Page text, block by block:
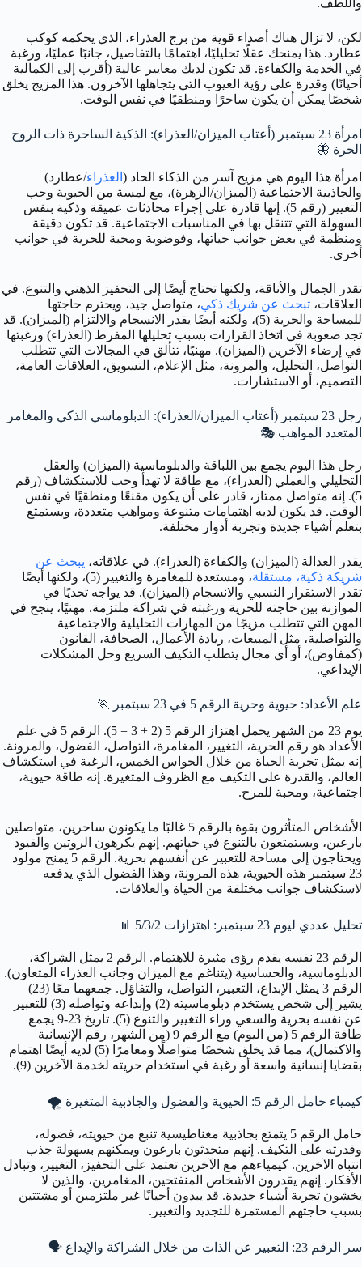
واللطف.
لكن، لا تزال هناك أصداء قوية من برج العذراء، الذي يحكمه كوكب
عطارد. هذا يمنحك عقلًا تحليليًا، اهتمامًا بالتفاصيل، جانبًا عمليًا، ورغبة
في الخدمة والكفاءة. قد تكون لديك معايير عالية (أقرب إلى الكمالية
أحيانًا) وقدرة على رؤية العيوب التي يتجاهلها الآخرون. هذا المزيج يخلق
شخصًا يمكن أن يكون ساحرًا ومنطقيًا في نفس الوقت.
امرأة 23 سبتمبر (أعتاب الميزان/العذراء): الذكية الساحرة ذات الروح
الحرة 🦋
امرأة هذا اليوم هي مزيج آسر من الذكاء الحاد ( العذراء/عطارد)
والجاذبية الاجتماعية (الميزان/الزهرة)، مع لمسة من الحيوية وحب
التغيير (رقم 5). إنها قادرة على إجراء محادثات عميقة وذكية بنفس
السهولة التي تتنقل بها في المناسبات الاجتماعية. قد تكون دقيقة
ومنظمة في بعض جوانب حياتها، وفوضوية ومحبة للحرية في جوانب
أخرى.
تقدر الجمال والأناقة، ولكنها تحتاج أيضًا إلى التحفيز الذهني والتنوع. في
العلاقات، تبحث عن شريك ذكي، متواصل جيد، ويحترم حاجتها
للمساحة والحرية (5)، ولكنه أيضًا يقدر الانسجام والالتزام (الميزان). قد
تجد صعوبة في اتخاذ القرارات بسبب تحليلها المفرط (العذراء) ورغبتها
في إرضاء الآخرين (الميزان). مهنيًا، تتألق في المجالات التي تتطلب
التواصل، التحليل، والمرونة، مثل الإعلام، التسويق، العلاقات العامة،
التصميم، أو الاستشارات.
رجل 23 سبتمبر (أعتاب الميزان/العذراء): الدبلوماسي الذكي والمغامر
المتعدد المواهب 🎭
رجل هذا اليوم يجمع بين اللباقة والدبلوماسية (الميزان) والعقل
التحليلي والعملي (العذراء)، مع طاقة لا تهدأ وحب للاستكشاف (رقم
5). إنه متواصل ممتاز، قادر على أن يكون مقنعًا ومنطقيًا في نفس
الوقت. قد يكون لديه اهتمامات متنوعة ومواهب متعددة، ويستمتع
بتعلم أشياء جديدة وتجربة أدوار مختلفة.
يقدر العدالة (الميزان) والكفاءة (العذراء). في علاقاته، يبحث عن
شريكة ذكية، مستقلة
، ومستعدة للمغامرة والتغيير (5)، ولكنها أيضًا
تقدر الاستقرار النسبي والانسجام (الميزان). قد يواجه تحديًا في
الموازنة بين حاجته للحرية ورغبته في شراكة ملتزمة. مهنيًا، ينجح في
المهن التي تتطلب مزيجًا من المهارات التحليلية والاجتماعية
والتواصلية، مثل المبيعات، ريادة الأعمال، الصحافة، القانون
(كمفاوض)، أو أي مجال يتطلب التكيف السريع وحل المشكلات
الإبداعي.
علم الأعداد: حيوية وحرية الرقم 5 في 23 سبتمبر 🏃
يوم 23 من الشهر يحمل اهتزاز الرقم 5 (2 + 3 = 5). الرقم 5 في علم
الأعداد هو رقم الحرية، التغيير، المغامرة، التواصل، الفضول، والمرونة.
إنه يمثل تجربة الحياة من خلال الحواس الخمس، الرغبة في استكشاف
العالم، والقدرة على التكيف مع الظروف المتغيرة. إنه طاقة حيوية،
اجتماعية، ومحبة للمرح.
الأشخاص المتأثرون بقوة بالرقم 5 غالبًا ما يكونون ساحرين، متواصلين
بارعين، ويستمتعون بالتنوع في حياتهم. إنهم يكرهون الروتين والقيود
ويحتاجون إلى مساحة للتعبير عن أنفسهم بحرية. الرقم 5 يمنح مولود
23 سبتمبر هذه الحيوية، هذه المرونة، وهذا الفضول الذي يدفعه
لاستكشاف جوانب مختلفة من الحياة والعلاقات.
تحليل عددي ليوم 23 سبتمبر: اهتزازات 5/3/2 📊
الرقم 23 نفسه يقدم رؤى مثيرة للاهتمام. الرقم 2 يمثل الشراكة،
الدبلوماسية، والحساسية (يتناغم مع الميزان وجانب العذراء المتعاون).
الرقم 3 يمثل الإبداع، التعبير، التواصل، والتفاؤل. جمعهما معًا (23)
يشير إلى شخص يستخدم دبلوماسيته (2) وإبداعه وتواصله (3) للتعبير
عن نفسه بحرية والسعي وراء التغيير والتنوع (5). تاريخ 23-9 يجمع
طاقة الرقم 5 (من اليوم) مع الرقم 9 (من الشهر، رقم الإنسانية
والاكتمال)، مما قد يخلق شخصًا متواصلًا ومغامرًا (5) لديه أيضًا اهتمام
بقضايا إنسانية واسعة أو رغبة في استخدام حريته لخدمة الآخرين (9).
كيمياء حامل الرقم 5: الحيوية والفضول والجاذبية المتغيرة 🌪️
حامل الرقم 5 يتمتع بجاذبية مغناطيسية تنبع من حيويته، فضوله،
وقدرته على التكيف. إنهم متحدثون بارعون ويمكنهم بسهولة جذب
انتباه الآخرين. كيمياءهم مع الآخرين تعتمد على التحفيز، التغيير، وتبادل
الأفكار. إنهم يقدرون الأشخاص المنفتحين، المغامرين، والذين لا
يخشون تجربة أشياء جديدة. قد يبدون أحيانًا غير ملتزمين أو مشتتين
بسبب حاجتهم المستمرة للتجديد والتغيير.
سر الرقم 23: التعبير عن الذات من خلال الشراكة والإبداع 🗣️